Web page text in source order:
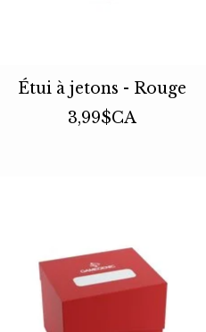
Étui à jetons - Rouge
3,99$CA